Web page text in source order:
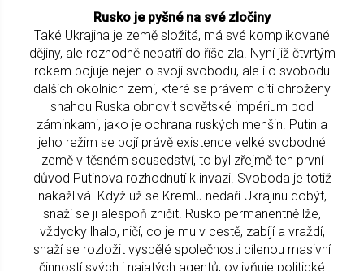
Rusko je pyšné na své zločiny
Také Ukrajina je země složitá, má své komplikované
dějiny, ale rozhodně nepatří do říše zla. Nyní již čtvrtým
rokem bojuje nejen o svoji svobodu, ale i o svobodu
dalších okolních zemí, které se právem cítí ohroženy
snahou Ruska obnovit sovětské impérium pod
záminkami, jako je ochrana ruských menšin. Putin a
jeho režim se bojí právě existence velké svobodné
země v těsném sousedství, to byl zřejmě ten první
důvod Putinova rozhodnutí k invazi. Svoboda je totiž
nakažlivá. Když už se Kremlu nedaří Ukrajinu dobýt,
snaží se ji alespoň zničit. Rusko permanentně lže,
vždycky lhalo, ničí, co je mu v cestě, zabíjí a vraždí,
snaží se rozložit vyspělé společnosti cílenou masivní
činností svých i najatých agentů, ovlivňuje politické